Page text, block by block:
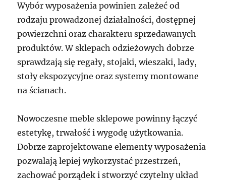
Wybór wyposażenia powinien zależeć od
rodzaju prowadzonej działalności, dostępnej
powierzchni oraz charakteru sprzedawanych
produktów. W sklepach odzieżowych dobrze
sprawdzają się regały, stojaki, wieszaki, lady,
stoły ekspozycyjne oraz systemy montowane
na ścianach.
Nowoczesne meble sklepowe powinny łączyć
estetykę, trwałość i wygodę użytkowania.
Dobrze zaprojektowane elementy wyposażenia
pozwalają lepiej wykorzystać przestrzeń,
zachować porządek i stworzyć czytelny układ